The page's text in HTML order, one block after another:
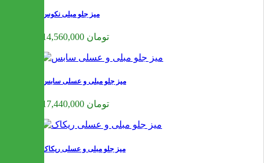
میز جلو مبلی نکوس
14,560,000 تومان
میز جلو مبلی و عسلی سابس
17,440,000 تومان
میز جلو مبلی و عسلی ریکاک